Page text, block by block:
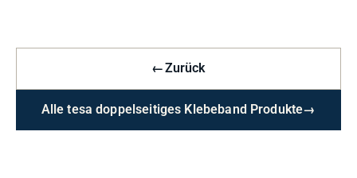
←Zurück
Alle tesa doppelseitiges Klebeband Produkte→